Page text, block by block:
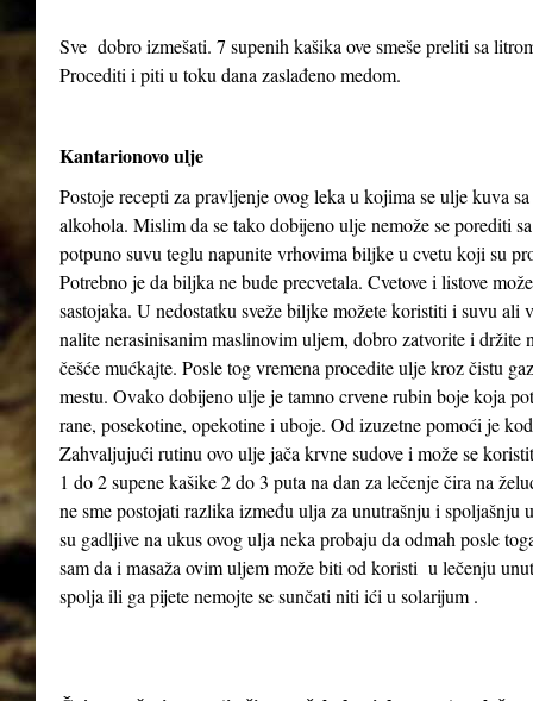
Sve dobro izmešati. 7 supenih kašika ove smeše preliti sa
Procediti i piti u toku dana zaslađeno medom.
Kantarionovo ulje
Postoje recepti za pravljenje ovog leka u kojima se ulje kuva
alkohola. Mislim da se tako dobijeno ulje nemože se porediti
potpuno suvu teglu napunite vrhovima biljke u cvetu koji su
Potrebno je da biljka ne bude precvetala. Cvetove i listove
sastojaka. U nedostatku sveže biljke možete koristiti i suvu
nalite nerasinisanim maslinovim uljem, dobro zatvorite i držite
češće mućkajte. Posle tog vremena procedite ulje kroz čistu
mestu. Ovako dobijeno ulje je tamno crvene rubin boje koja
rane, posekotine, opekotine i uboje. Od izuzetne pomoći je
Zahvaljujući rutinu ovo ulje jača krvne sudove i može se
1 do 2 supene kašike 2 do 3 puta na dan za lečenje čira na
ne sme postojati razlika između ulja za unutrašnju i spoljašnju
su gadljive na ukus ovog ulja neka probaju da odmah posle
sam da i masaža ovim uljem može biti od koristi u lečenju
spolja ili ga pijete nemojte se sunčati niti ići u solarijum .